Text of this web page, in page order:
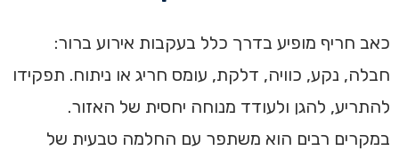
כאב חריף מופיע בדרך כלל בעקבות אירוע ברור:
חבלה, נקע, כוויה, דלקת, עומס חריג או ניתוח. תפקידו
להתריע, להגן ולעודד מנוחה יחסית של האזור.
במקרים רבים הוא משתפר עם החלמה טבעית של